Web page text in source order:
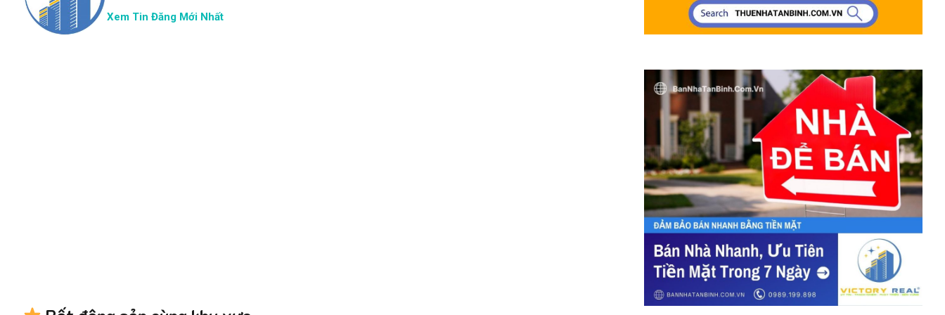
Xem Tin Đăng Mới Nhất